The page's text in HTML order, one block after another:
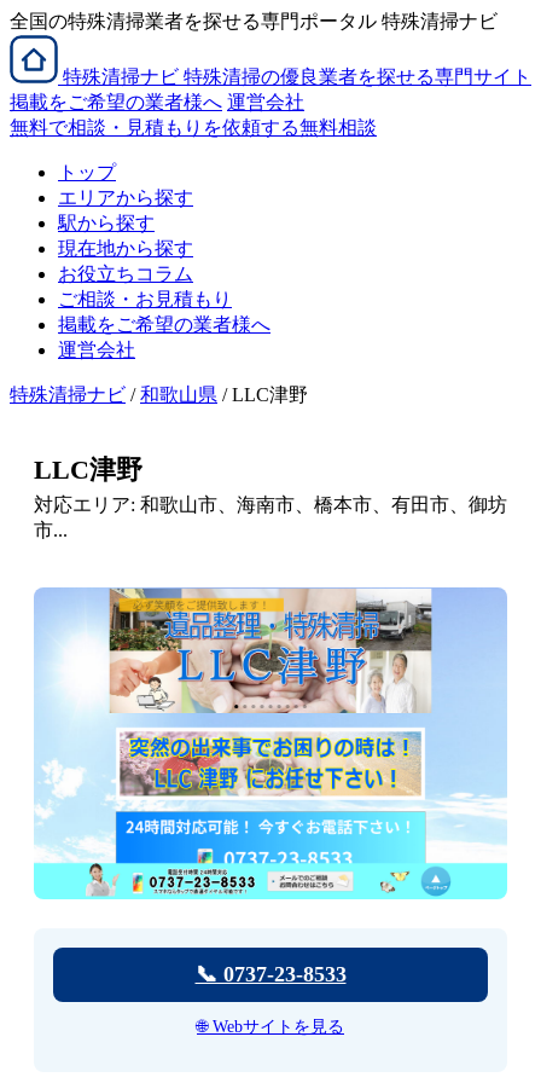
全国の特殊清掃業者を探せる専門ポータル 特殊清掃ナビ
特殊清掃ナビ 特殊清掃の優良業者を探せる専門サイト
掲載をご希望の業者様へ 運営会社
無料で相談・見積もりを依頼する無料相談
トップ
エリアから探す
駅から探す
現在地から探す
お役立ちコラム
ご相談・お見積もり
掲載をご希望の業者様へ
運営会社
特殊清掃ナビ /和歌山県 / LLC津野
LLC津野
対応エリア: 和歌山市、海南市、橋本市、有田市、御坊
市...
📞 0737-23-8533
🌐 Webサイトを見る